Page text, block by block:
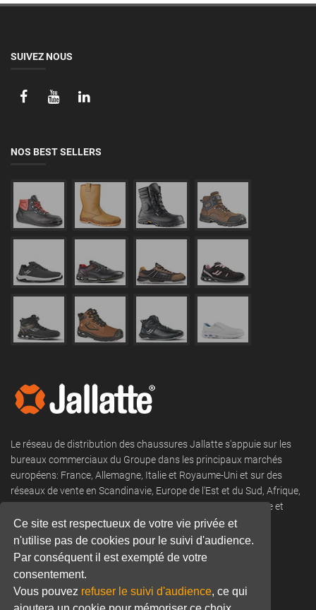
Ce site est respectueux de votre vie privée et
n'utilise pas de cookies pour le suivi d'audience.
Par conséquent il est exempté de votre
consentement.
Vous pouvez refuser le suivi d'audience, ce qui
SUIVEZ NOUS
NOS BEST SELLERS
Le réseau de distribution des chaussures Jallatte s'appuie sur les
bureaux commerciaux du Groupe dans les principaux marchés
européens: France, Allemagne, Italie et Royaume-Uni et sur des
réseaux de vente en Scandinavie, Europe de l'Est et du Sud, Afrique,
DROM COM, Moyen-Orient, Amérique du Nord et du Sud, Asie et
Océanie.
Tel: +33 (0) 466 806 300
Email:commercial@jallatte.fr
Website:www.jallatte.fr